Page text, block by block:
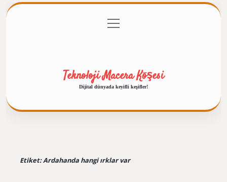
Gizlilik Politikası
menüyü
aç
Teknoloji Macera Köşesi
Dijital dünyada keyifli keşifler!
Etiket:Ardahanda hangi ırklar var